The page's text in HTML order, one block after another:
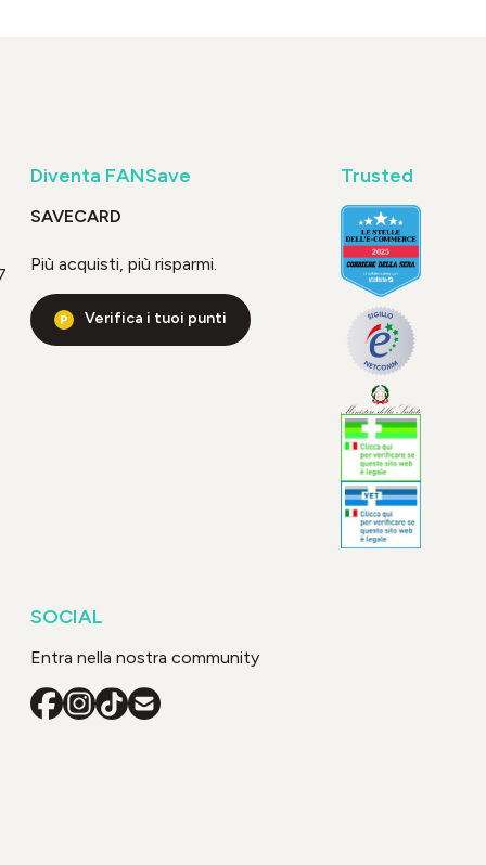
Diventa FANSave
SAVECARD
Più acquisti, più risparmi.
Verifica i tuoi punti
SOCIAL
Entra nella nostra community
Trusted